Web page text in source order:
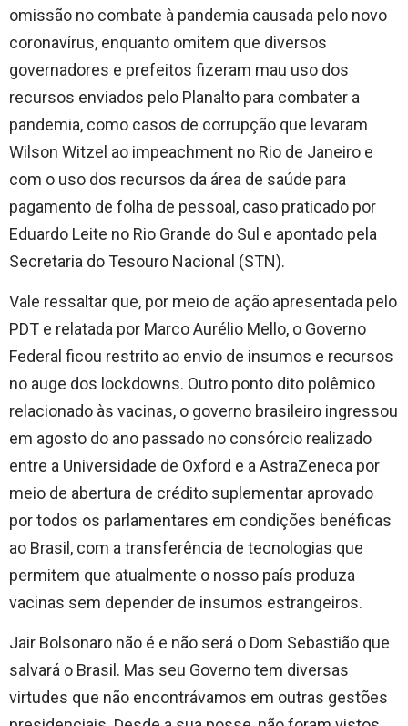
omissão no combate à pandemia causada pelo novo
coronavírus, enquanto omitem que diversos
governadores e prefeitos fizeram mau uso dos
recursos enviados pelo Planalto para combater a
pandemia, como casos de corrupção que levaram
Wilson Witzel ao impeachment no Rio de Janeiro e
com o uso dos recursos da área de saúde para
pagamento de folha de pessoal, caso praticado por
Eduardo Leite no Rio Grande do Sul e apontado pela
Secretaria do Tesouro Nacional (STN).
Vale ressaltar que, por meio de ação apresentada pelo
PDT e relatada por Marco Aurélio Mello, o Governo
Federal ficou restrito ao envio de insumos e recursos
no auge dos lockdowns. Outro ponto dito polêmico
relacionado às vacinas, o governo brasileiro ingressou
em agosto do ano passado no consórcio realizado
entre a Universidade de Oxford e a AstraZeneca por
meio de abertura de crédito suplementar aprovado
por todos os parlamentares em condições benéficas
ao Brasil, com a transferência de tecnologias que
permitem que atualmente o nosso país produza
vacinas sem depender de insumos estrangeiros.
Jair Bolsonaro não é e não será o Dom Sebastião que
salvará o Brasil. Mas seu Governo tem diversas
virtudes que não encontrávamos em outras gestões